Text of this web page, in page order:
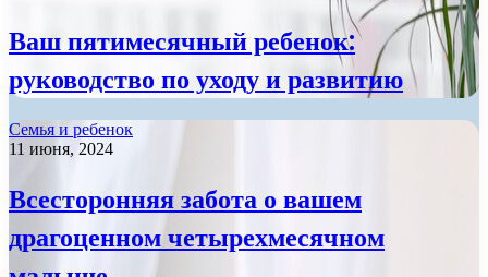
Ваш пятимесячный ребенок:
руководство по уходу и развитию
Семья и ребенок
11 июня, 2024
Всесторонняя забота о вашем
драгоценном четырехмесячном